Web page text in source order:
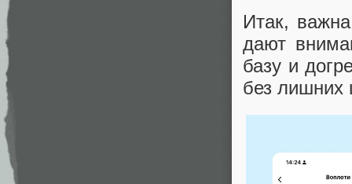
Итак,
дают
базу и
без лишних